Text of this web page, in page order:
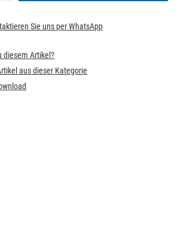
Sie uns per WhatsApp
diesem Artikel?
aus dieser Kategorie